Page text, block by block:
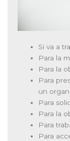
Si va a
Para la
Para la
Para
un
Para
Para la
Para
Para